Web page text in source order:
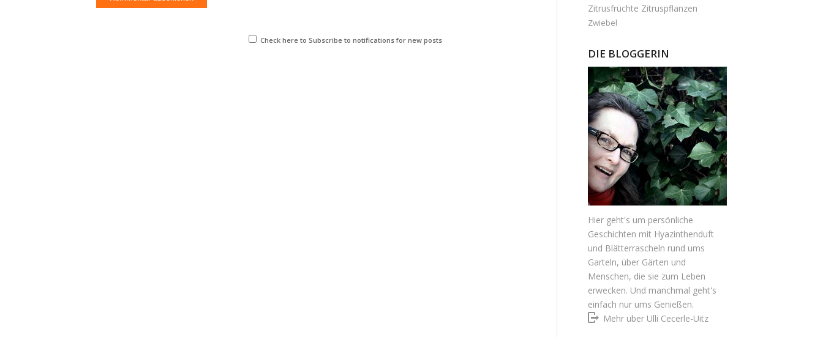
Check here to Subscribe to notifications for new posts
Zitrusfrüchte Zitruspflanzen
Zwiebel
DIE BLOGGERIN
Hier geht's um persönliche
Geschichten mit Hyazinthenduft
und Blätterrascheln rund ums
Garteln, über Gärten und
Menschen, die sie zum Leben
erwecken. Und manchmal geht's
einfach nur ums Genießen.
Mehr über Ulli Cecerle-Uitz